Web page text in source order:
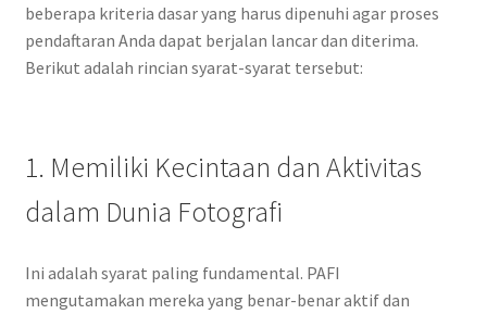
beberapa kriteria dasar yang harus dipenuhi agar proses
pendaftaran Anda dapat berjalan lancar dan diterima.
Berikut adalah rincian syarat-syarat tersebut:
1. Memiliki Kecintaan dan Aktivitas
dalam Dunia Fotografi
Ini adalah syarat paling fundamental. PAFI
mengutamakan mereka yang benar-benar aktif dan